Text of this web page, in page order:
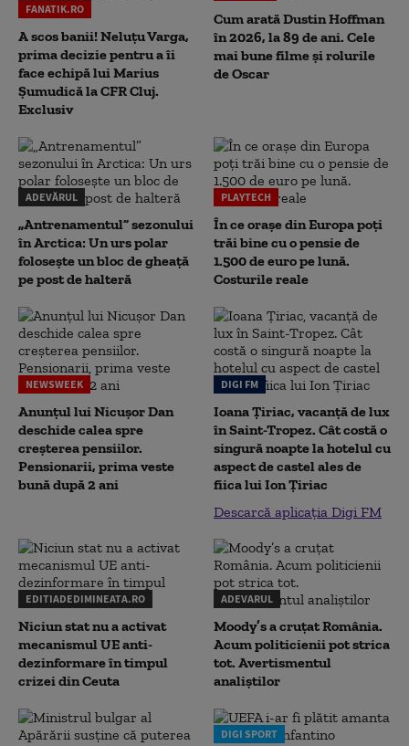
FANATIK.RO
A scos banii! Neluțu Varga,
prima decizie pentru a îi
face echipă lui Marius
Șumudică la CFR Cluj.
Exclusiv
Cum arată Dustin Hoffman
în 2026, la 89 de ani. Cele
mai bune filme și rolurile
de Oscar
ADEVĂRUL
„Antrenamentul” sezonului
în Arctica: Un urs polar
folosește un bloc de gheață
pe post de halteră
PLAYTECH
În ce orașe din Europa poți
trăi bine cu o pensie de
1.500 de euro pe lună.
Costurile reale
NEWSWEEK
Anunțul lui Nicușor Dan
deschide calea spre
creșterea pensiilor.
Pensionarii, prima veste
bună după 2 ani
DIGI FM
Ioana Țiriac, vacanță de lux
în Saint-Tropez. Cât costă o
singură noapte la hotelul cu
aspect de castel ales de
fiica lui Ion Țiriac
Descarcă aplicația Digi FM
EDITIADEDIMINEATA.RO
Niciun stat nu a activat
mecanismul UE anti-
dezinformare în timpul
crizei din Ceuta
ADEVARUL
Moody’s a cruțat România.
Acum politicienii pot strica
tot. Avertismentul
analiștilor
DIGI SPORT